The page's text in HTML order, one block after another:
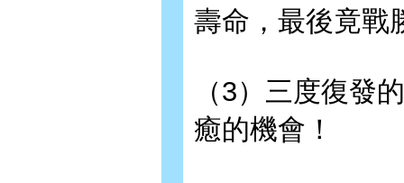
壽命，最後竟戰
（3）三度復發
癒的機會！